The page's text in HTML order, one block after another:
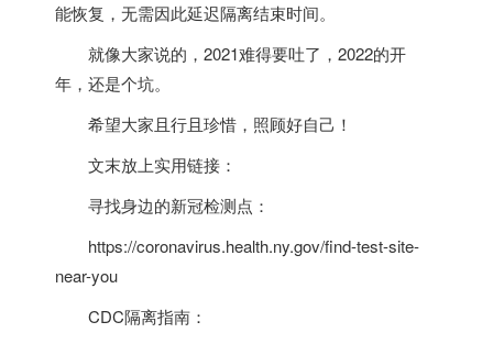
能恢复， 无需因此延迟隔离结束时间。
就像大家说的，2021难得要吐了， 2022的开
年，还是个坑。
希望大家且行且珍惜，照顾好自己！
文末放上实用链接：
寻找身边的新冠检测点：
https://coronavirus.health.ny.gov/find-test-site-
near-you
CDC隔离指南：